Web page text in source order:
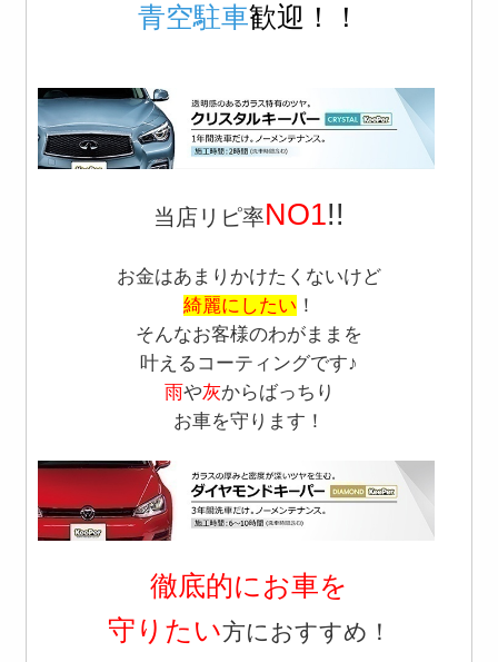
青空駐車歓迎！！
当店リピ率NO1!!
お金はあまりかけたくないけど
綺麗にしたい ！
そんなお客様のわがままを
叶えるコーティングです♪
雨や灰からばっちり
お車を守ります！
徹底的にお車を
守りたい方におすすめ！